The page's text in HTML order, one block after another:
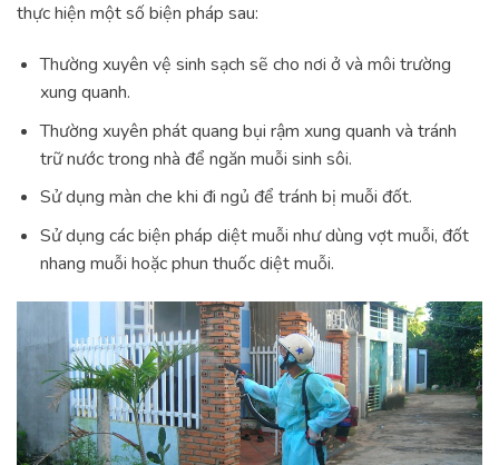
thực hiện một số biện pháp sau:
Thường xuyên vệ sinh sạch sẽ cho nơi ở và môi trường
xung quanh.
Thường xuyên phát quang bụi rậm xung quanh và tránh
trữ nước trong nhà để ngăn muỗi sinh sôi.
Sử dụng màn che khi đi ngủ để tránh bị muỗi đốt.
Sử dụng các biện pháp diệt muỗi như dùng vợt muỗi, đốt
nhang muỗi hoặc phun thuốc diệt muỗi.